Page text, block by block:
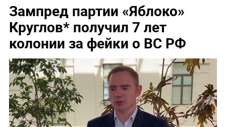
Зампред партии «Яблоко»
Круглов* получил 7 лет
колонии за фейки о ВС РФ